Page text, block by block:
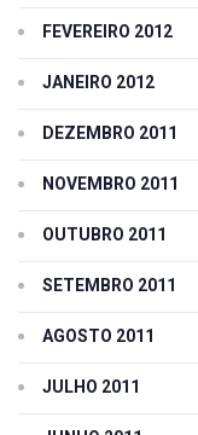
FEVEREIRO 2012
JANEIRO 2012
DEZEMBRO 2011
NOVEMBRO 2011
OUTUBRO 2011
SETEMBRO 2011
AGOSTO 2011
JULHO 2011